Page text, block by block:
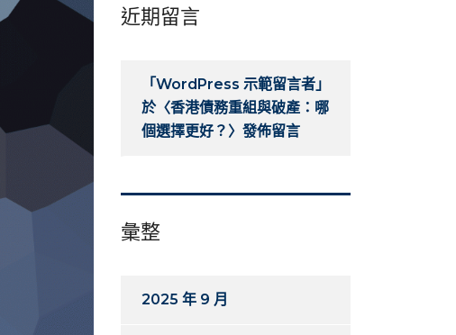
近期留言
「WordPress 示範留言者 」
於〈香港債務重組與破產：哪
個選擇更好？ 〉發佈留言
彙整
2025 年 9 月